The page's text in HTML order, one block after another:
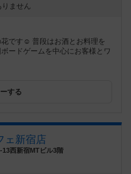
ません
です☺️ 普段はお酒とお料理を
ードゲームを中心にお客様とワ
する
ェ新宿店
西新宿MTビル3階